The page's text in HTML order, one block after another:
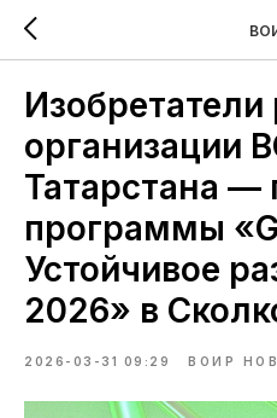
организации
Татарстана —
программы
Устойчивое
2026» в
2026-03-31 09:29 ВОИР